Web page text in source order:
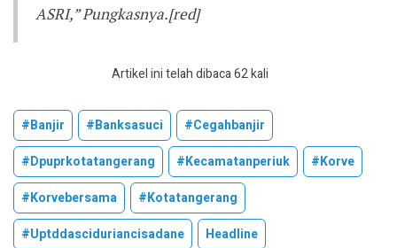
ASRI,” Pungkasnya.[red]
Artikel ini telah dibaca 62 kali
#banjir #banksasuci
#cegahbanjir
#dpuprkotatangerang
#kecamatanperiuk
#korve
#korvebersama
#kotatangerang
#uptddasciduriancisadane
Headline